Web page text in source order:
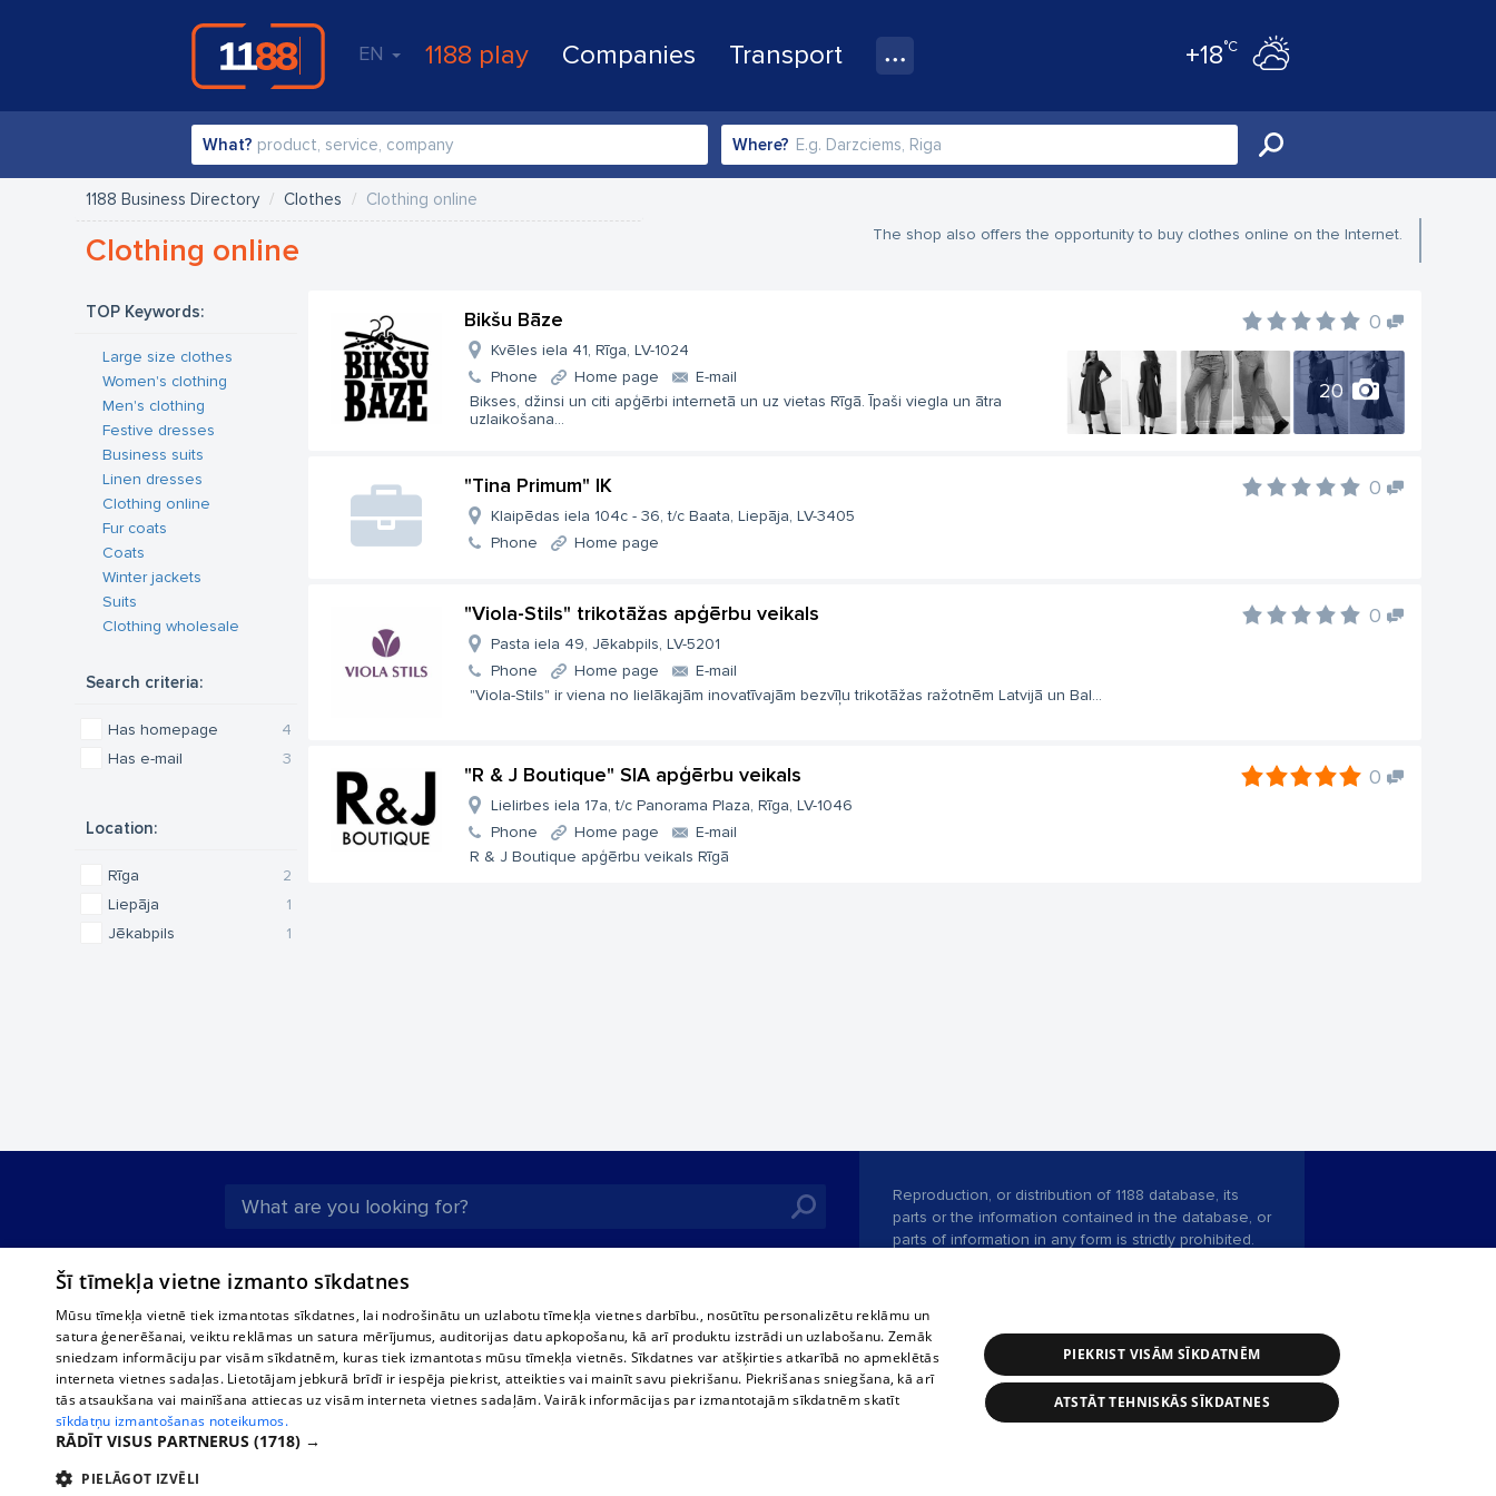
EN 1188 play Companies Transport +18°C
What? Where?
1188 Business Directory Clothes Clothing online
Clothing online The shop also offers the opportunity to buy clothes online on the Internet.
TOP Keywords:
Large size clothes
Women's clothing
Men's clothing
Festive dresses
Business suits
Linen dresses
Clothing online
Fur coats
Coats
Winter jackets
Suits
Clothing wholesale
Search criteria:
4
Has homepage
3
Has e-mail
Location:
2
Rīga
1
Liepāja
1
Jēkabpils
Bikšu Bāze 0
20
Kvēles iela 41, Rīga, LV-1024
Phone
Home page
E-mail
Bikses, džinsi un citi apģērbi internetā un uz vietas Rīgā. Īpaši viegla un ātra
uzlaikošana...
"Tina Primum" IK 0
Klaipēdas iela 104c - 36, t/c Baata, Liepāja, LV-3405
Phone
Home page
"Viola-Stils" trikotāžas apģērbu veikals 0
Pasta iela 49, Jēkabpils, LV-5201
Phone
Home page
E-mail
"Viola-Stils" ir viena no lielākajām inovatīvajām bezvīļu trikotāžas ražotnēm Latvijā un Bal...
"R & J Boutique" SIA apģērbu veikals 0
Lielirbes iela 17a, t/c Panorama Plaza, Rīga, LV-1046
Phone
Home page
E-mail
R & J Boutique apģērbu veikals Rīgā
About us
For business
Tariffs
Privacy policy
Cookie settings
international schedules
Bus tickets
Train tickets
Contract rules
360 Ziņas kontakti
Reproduction, or distribution of 1188 database, its
parts or the information contained in the database, or
parts of information in any form is strictly prohibited.
website.
Vortal assistance service: e-mail -info@1188.lv
Šī tīmekļa vietne izmanto sīkdatnes
Mūsu tīmekļa vietnē tiek izmantotas sīkdatnes, lai nodrošinātu un uzlabotu tīmekļa vietnes darbību., nosūtītu personalizētu reklāmu un
satura ģenerēšanai, veiktu reklāmas un satura mērījumus, auditorijas datu apkopošanu, kā arī produktu izstrādi un uzlabošanu. Zemāk
sniedzam informāciju par visām sīkdatnēm, kuras tiek izmantotas mūsu tīmekļa vietnēs. Sīkdatnes var atšķirties atkarībā no apmeklētās
interneta vietnes sadaļas. Lietotājam jebkurā brīdī ir iespēja piekrist, atteikties vai mainīt savu piekrišanu. Piekrišanas sniegšana, kā arī
tās atsaukšana vai mainīšana attiecas uz visām interneta vietnes sadaļām. Vairāk informācijas par izmantotajām sīkdatnēm skatīt
sīkdatņu izmantošanas noteikumos.
RĀDĪT VISUS PARTNERUS (1718) →
PIELĀGOT IZVĒLI
PIEKRIST VISĀM SĪKDATNĒM
ATSTĀT TEHNISKĀS SĪKDATNES